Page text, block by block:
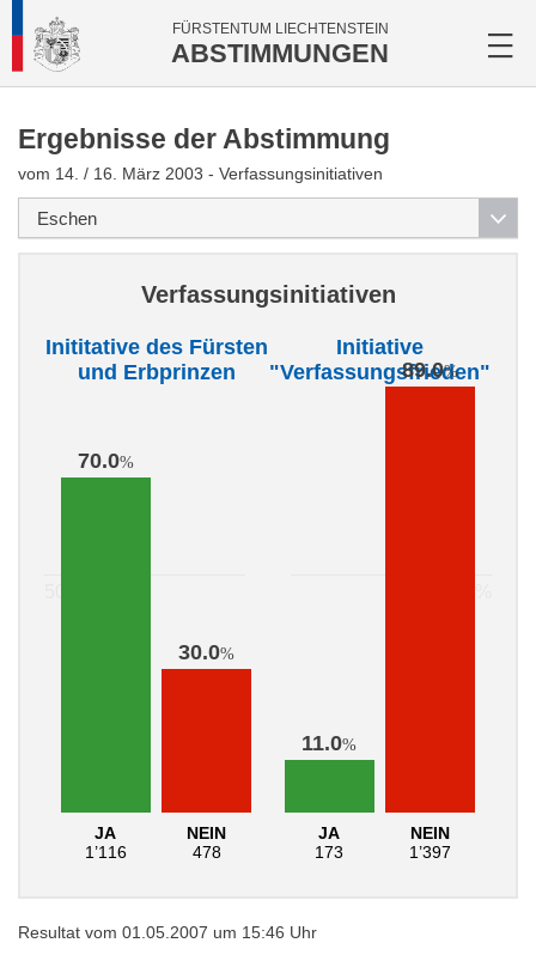
FÜRSTENTUM LIECHTENSTEIN
ABSTIMMUNGEN
Ergebnisse der Abstimmung
vom 14. / 16. März 2003 - Verfassungsinitiativen
Verfassungsinitiativen
Inititative des Fürsten
und Erbprinzen
70.0%
JA
1’116
30.0%
NEIN
478
Initiative
"Verfassungsfrieden"
11.0%
JA
173
89.0%
NEIN
1’397
Resultat vom 01.05.2007 um 15:46 Uhr